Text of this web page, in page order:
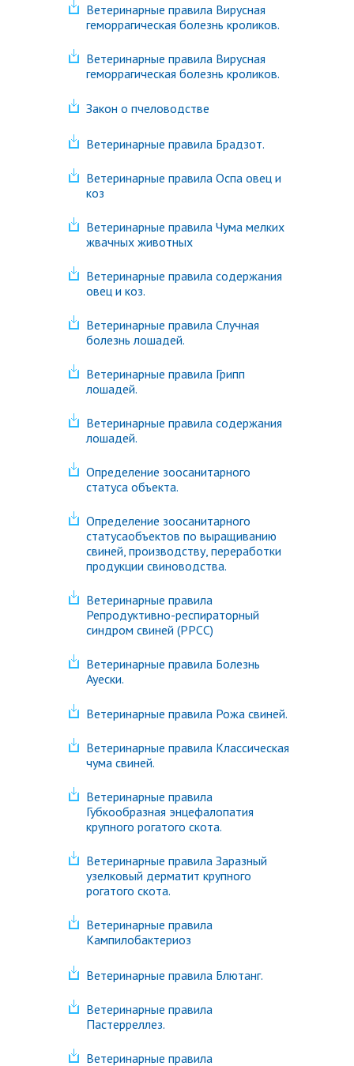
Ветеринарные правила Вирусная
геморрагическая болезнь кроликов.
Ветеринарные правила Вирусная
геморрагическая болезнь кроликов.
Закон о пчеловодстве
Ветеринарные правила Брадзот.
Ветеринарные правила Оспа овец и
коз
Ветеринарные правила Чума мелких
жвачных животных
Ветеринарные правила содержания
овец и коз.
Ветеринарные правила Случная
болезнь лошадей.
Ветеринарные правила Грипп
лошадей.
Ветеринарные правила содержания
лошадей.
Определение зоосанитарного
статуса объекта.
Определение зоосанитарного
статусаобъектов по выращиванию
свиней, производству, переработки
продукции свиноводства.
Ветеринарные правила
Репродуктивно-респираторный
синдром свиней (РРСС)
Ветеринарные правила Болезнь
Ауески.
Ветеринарные правила Рожа свиней.
Ветеринарные правила Классическая
чума свиней.
Ветеринарные правила
Губкообразная энцефалопатия
крупного рогатого скота.
Ветеринарные правила Заразный
узелковый дерматит крупного
рогатого скота.
Ветеринарные правила
Кампилобактериоз
Ветеринарные правила Блютанг.
Ветеринарные правила
Пастерреллез.
Ветеринарные правила